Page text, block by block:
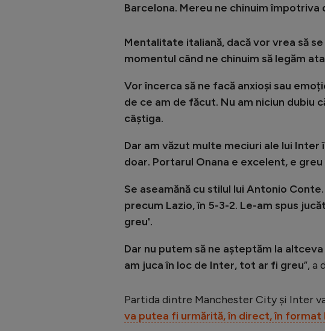
Barcelona. Mereu ne chinuim
Mentalitate italiană, dacă vor vrea să
momentul când ne chinuim să legăm
Vor încerca să ne facă anxioși sau
de ce am de făcut. Nu am niciun dubiu
câștiga.
Dar am văzut multe meciuri ale lui Inter
doar. Portarul Onana e excelent, e
Se aseamănă cu stilul lui Antonio
precum Lazio, în 5-3-2. Le-am spus
greu'.
Dar nu putem să ne așteptăm la
am juca în loc de Inter, tot ar fi greu”, a
Partida dintre Manchester City și Inter
va putea fi urmărită, în direct, în